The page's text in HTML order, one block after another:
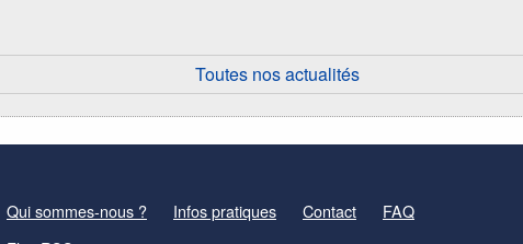
Toutes nos actualités
Qui sommes-nous ? Infos pratiques Contact
FAQ